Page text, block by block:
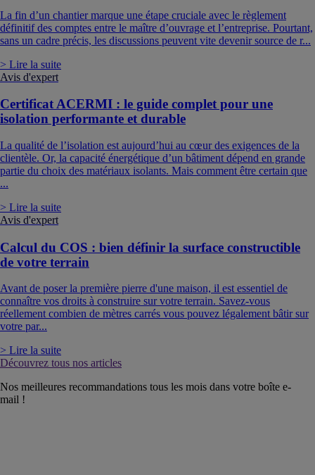
La fin d’un chantier marque une étape cruciale avec le règlement
définitif des comptes entre le maître d’ouvrage et l’entreprise. Pourtant,
sans un cadre précis, les discussions peuvent vite devenir source de r...
> Lire la suite
Avis d'expert
Certificat ACERMI : le guide complet pour une
isolation performante et durable
La qualité de l’isolation est aujourd’hui au cœur des exigences de la
clientèle. Or, la capacité énergétique d’un bâtiment dépend en grande
partie du choix des matériaux isolants. Mais comment être certain que
...
> Lire la suite
Avis d'expert
Calcul du COS : bien définir la surface constructible
de votre terrain
Avant de poser la première pierre d'une maison, il est essentiel de
connaître vos droits à construire sur votre terrain. Savez-vous
réellement combien de mètres carrés vous pouvez légalement bâtir sur
votre par...
> Lire la suite
Découvrez tous nos articles
Nos meilleures recommandations tous les mois dans votre boîte e-
mail !